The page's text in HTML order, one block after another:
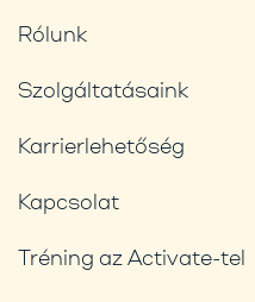
Rólunk
Szolgáltatásaink
Karrierlehetőség
Kapcsolat
Tréning az Activate-tel